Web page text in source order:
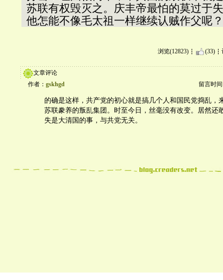
苏联有权毁灭之。庆丰帝最怕的莫过于
他怎能不像毛太祖一样继续认贼作父呢？
浏览(12823) (33)
文章评论
作者： gskhgd 留言时间
的确是这样，共产党的初心就是搞几个人和国民党捣乱，
苏联豢养的叛乱集团。时至今日，丝毫没有改变。居然还
失是大清国的事，与共党无关。